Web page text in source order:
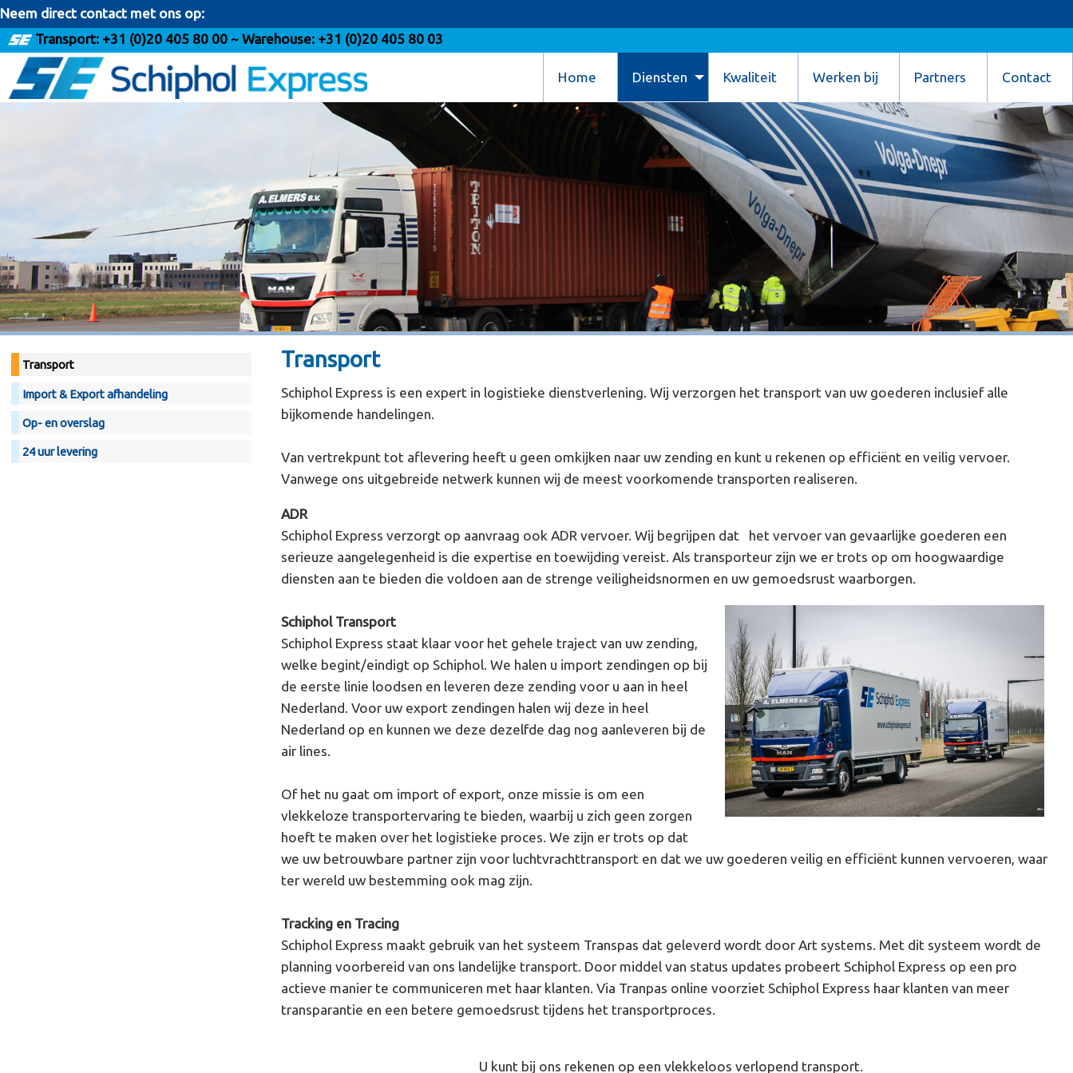
Neem direct contact met ons op:
Transport: +31 (0)20 405 80 00 ~ Warehouse: +31 (0)20 405 80 03
Home Diensten Kwaliteit Werken bij Partners Contact
Transport
Import & Export afhandeling
Op- en overslag
24 uur levering
Transport
Schiphol Express is een expert in logistieke dienstverlening. Wij verzorgen het transport van uw goederen inclusief alle
bijkomende handelingen.
Van vertrekpunt tot aflevering heeft u geen omkijken naar uw zending en kunt u rekenen op efficiënt en veilig vervoer.
Vanwege ons uitgebreide netwerk kunnen wij de meest voorkomende transporten realiseren.
ADR
Schiphol Express verzorgt op aanvraag ook ADR vervoer. Wij begrijpen dat het vervoer van gevaarlijke goederen een
serieuze aangelegenheid is die expertise en toewijding vereist. Als transporteur zijn we er trots op om hoogwaardige
diensten aan te bieden die voldoen aan de strenge veiligheidsnormen en uw gemoedsrust waarborgen.
Schiphol Transport
Schiphol Express staat klaar voor het gehele traject van uw zending,
welke begint/eindigt op Schiphol. We halen u import zendingen op bij
de eerste linie loodsen en leveren deze zending voor u aan in heel
Nederland. Voor uw export zendingen halen wij deze in heel
Nederland op en kunnen we deze dezelfde dag nog aanleveren bij de
air lines.
Of het nu gaat om import of export, onze missie is om een
vlekkeloze transportervaring te bieden, waarbij u zich geen zorgen
hoeft te maken over het logistieke proces. We zijn er trots op dat
we uw betrouwbare partner zijn voor luchtvrachttransport en dat we uw goederen veilig en efficiënt kunnen vervoeren, waar
ter wereld uw bestemming ook mag zijn.
Tracking en Tracing
Schiphol Express maakt gebruik van het systeem Transpas dat geleverd wordt door Art systems. Met dit systeem wordt de
planning voorbereid van ons landelijke transport. Door middel van status updates probeert Schiphol Express op een pro
actieve manier te communiceren met haar klanten. Via Tranpas online voorziet Schiphol Express haar klanten van meer
transparantie en een betere gemoedsrust tijdens het transportproces.
U kunt bij ons rekenen op een vlekkeloos verlopend transport.